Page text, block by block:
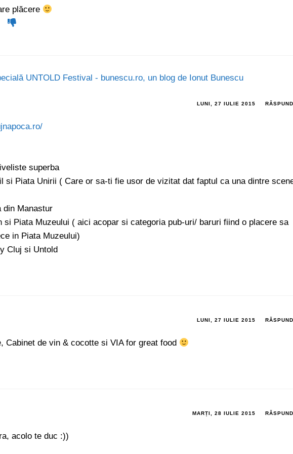
plăcere
UNTOLD Festival - bunescu.ro, un blog de Ionut Bunescu
LUNI, 27 IULIE 2015
superba
si Piata Unirii ( Care or sa-ti fie usor de vizitat dat faptul ca una dintre
din Manastur
si Piata Muzeului ( aici acopar si categoria pub-uri/ baruri fiind o placere sa
in Piata Muzeului)
Cluj si Untold
LUNI, 27 IULIE 2015
Cabinet de vin & cocotte si VIA for great food
MARȚI, 28 IULIE 2015
acolo te duc :))